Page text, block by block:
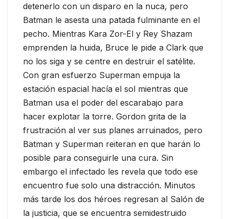
detenerlo con un disparo en la nuca, pero
Batman le asesta una patada fulminante en el
pecho. Mientras Kara Zor-El y Rey Shazam
emprenden la huida, Bruce le pide a Clark que
no los siga y se centre en destruir el satélite.
Con gran esfuerzo Superman empuja la
estación espacial hacía el sol mientras que
Batman usa el poder del escarabajo para
hacer explotar la torre. Gordon grita de la
frustración al ver sus planes arruinados, pero
Batman y Superman reiteran en que harán lo
posible para conseguirle una cura. Sin
embargo el infectado les revela que todo ese
encuentro fue solo una distracción. Minutos
más tarde los dos héroes regresan al Salón de
la justicia, que se encuentra semidestruido